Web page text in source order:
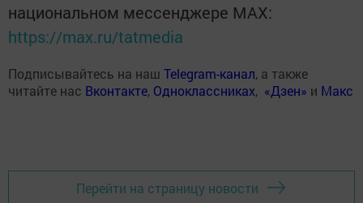
национальном мессенджере MАХ:
https://max.ru/tatmedia
Подписывайтесь на наш Telegram-канал, а также
читайте нас Вконтакте, Одноклассниках, «Дзен» и Макс
Перейти на страницу новости